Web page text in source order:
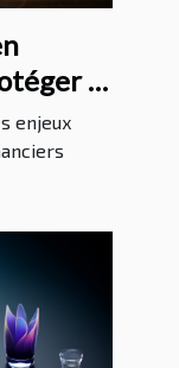
la
clients
enjeux